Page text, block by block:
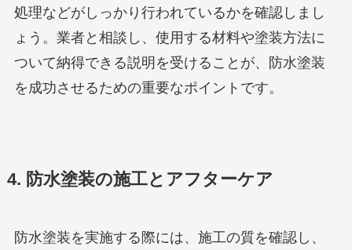
処理などがしっかり行われているかを確認しまし
ょう。業者と相談し、使用する材料や塗装方法に
ついて納得できる説明を受けることが、防水塗装
を成功させるための重要なポイントです。
4. 防水塗装の施工とアフターケア
防水塗装を実施する際には、施工の質を確認し、